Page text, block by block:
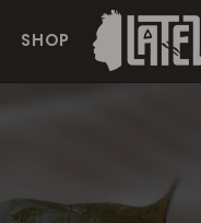
SHOP